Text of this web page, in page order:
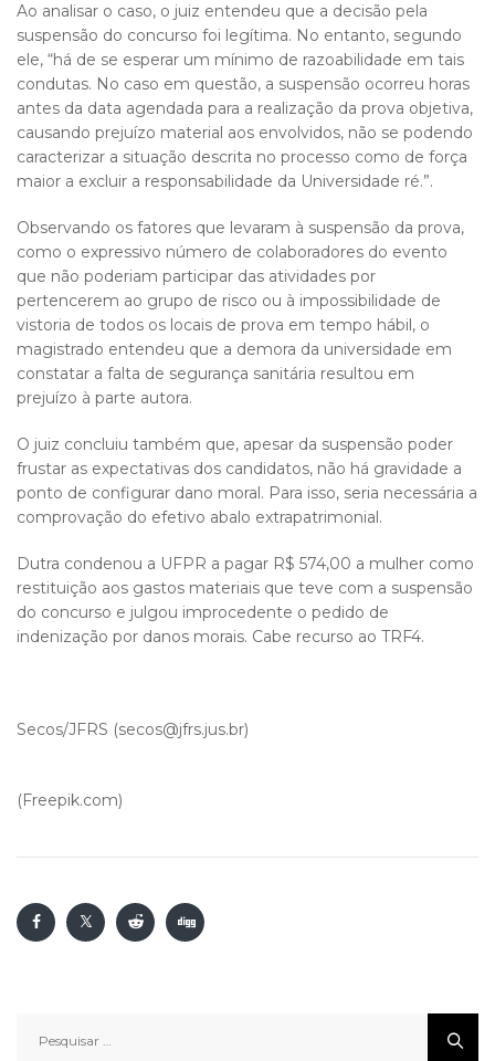
Ao analisar o caso, o juiz entendeu que a decisão pela
suspensão do concurso foi legítima. No entanto, segundo
ele, “há de se esperar um mínimo de razoabilidade em tais
condutas. No caso em questão, a suspensão ocorreu horas
antes da data agendada para a realização da prova objetiva,
causando prejuízo material aos envolvidos, não se podendo
caracterizar a situação descrita no processo como de força
maior a excluir a responsabilidade da Universidade ré.”.
Observando os fatores que levaram à suspensão da prova,
como o expressivo número de colaboradores do evento
que não poderiam participar das atividades por
pertencerem ao grupo de risco ou à impossibilidade de
vistoria de todos os locais de prova em tempo hábil, o
magistrado entendeu que a demora da universidade em
constatar a falta de segurança sanitária resultou em
prejuízo à parte autora.
O juiz concluiu também que, apesar da suspensão poder
frustar as expectativas dos candidatos, não há gravidade a
ponto de configurar dano moral. Para isso, seria necessária a
comprovação do efetivo abalo extrapatrimonial.
Dutra condenou a UFPR a pagar R$ 574,00 a mulher como
restituição aos gastos materiais que teve com a suspensão
do concurso e julgou improcedente o pedido de
indenização por danos morais. Cabe recurso ao TRF4.
Secos/JFRS (secos@jfrs.jus.br)
(Freepik.com)
por: